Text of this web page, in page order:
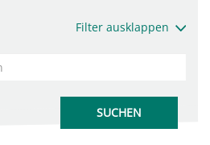
Filter ausklappen